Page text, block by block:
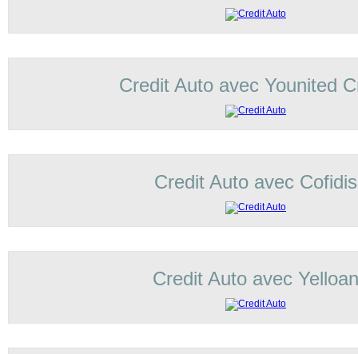
Credit Auto avec Younited
Credit Auto avec Cofidis
Credit Auto avec Yelloan